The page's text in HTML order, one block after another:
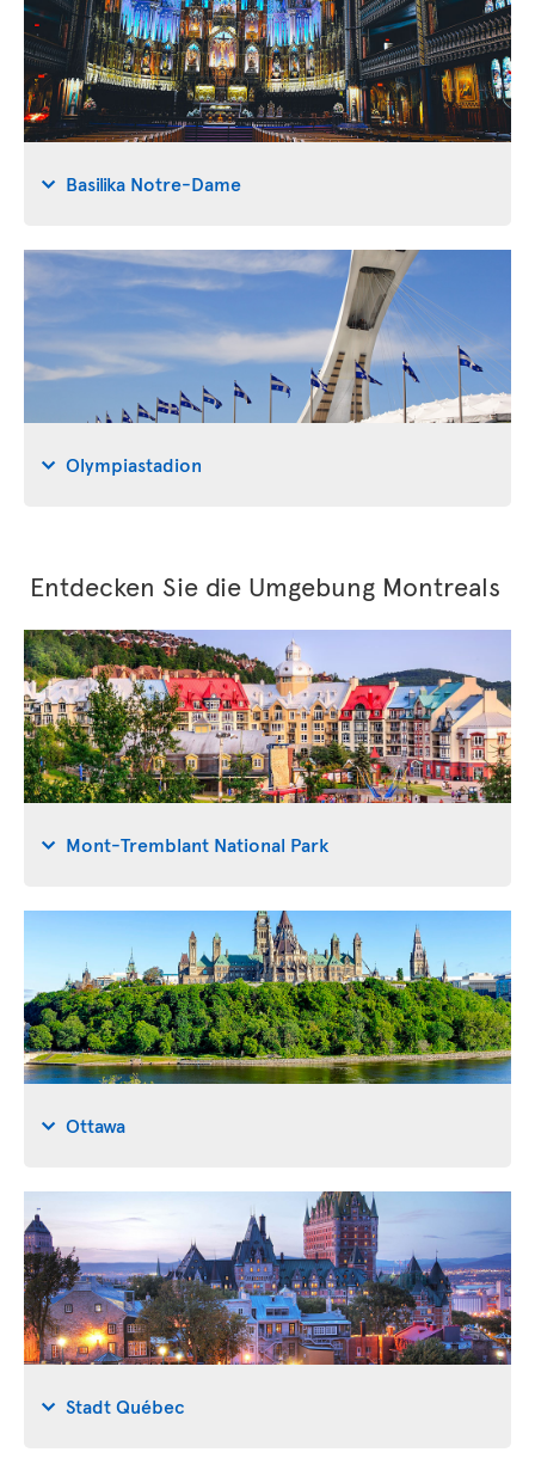
Basilika Notre-Dame
Olympiastadion
Entdecken Sie die Umgebung Montreals
Mont-Tremblant National Park
Ottawa
Stadt Québec